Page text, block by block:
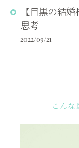
【目黒の結
思考
2022/09/21
こん